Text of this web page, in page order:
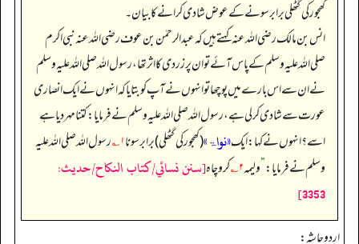
کھجور کی گٹھلی برابر سونے کے عوض شادی کرانے کا بیان۔
انس بن مالک رضی الله عنہ کہتے ہیں کہ عبدالرحمٰن بن عوف رضی اللہ عنہ نبی اکرم
صلی اللہ علیہ وسلم کے پاس آئے تو ان پر زردی کا اثر تھا، رسول اللہ صلی اللہ علیہ وسلم
نے ان سے اس بارے میں پوچھا تو انہوں نے آپ کو بتایا کہ انہوں نے ایک انصاری
عورت سے شادی کر لی ہے، رسول اللہ صلی اللہ علیہ وسلم نے فرمایا: کتنا مہر دیا ہے
اسے؟ انہوں نے کہا: ایک«نواۃ»(کھجور کی گٹھلی) برابر سونا۱؎ رسول اللہ صلی اللہ علیہ
وسلم نے فرمایا:”ولیمہ۲؎ کرو چاہ[سنن نسائي/كتاب النكاح/حدیث:
3353]
اردو حاشہ: